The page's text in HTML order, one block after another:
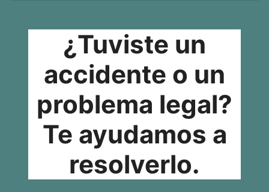
¿Tuviste un
accidente o un
problema legal?
Te ayudamos a
resolverlo.